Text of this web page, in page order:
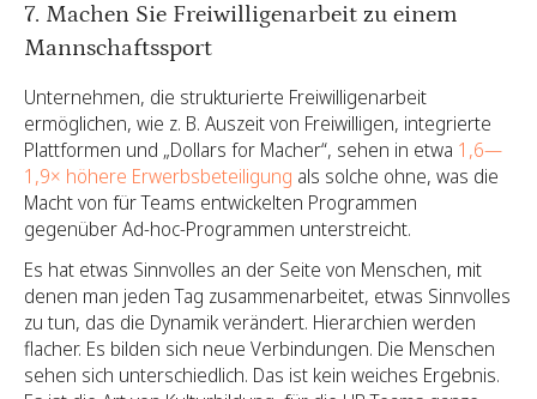
7. Machen Sie Freiwilligenarbeit zu einem
Mannschaftssport
Unternehmen, die strukturierte Freiwilligenarbeit
ermöglichen, wie z. B. Auszeit von Freiwilligen, integrierte
Plattformen und „Dollars for Macher“, sehen in etwa 1,6—
1,9× höhere Erwerbsbeteiligung als solche ohne, was die
Macht von für Teams entwickelten Programmen
gegenüber Ad-hoc-Programmen unterstreicht.
Es hat etwas Sinnvolles an der Seite von Menschen, mit
denen man jeden Tag zusammenarbeitet, etwas Sinnvolles
zu tun, das die Dynamik verändert. Hierarchien werden
flacher. Es bilden sich neue Verbindungen. Die Menschen
sehen sich unterschiedlich. Das ist kein weiches Ergebnis.